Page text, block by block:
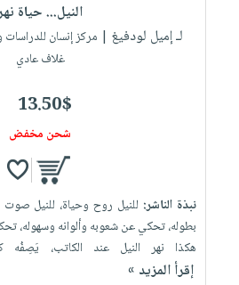
النيل... حياة
لـ إميل لودفيغ | مركز إنسان
غلاف عادي
13.50$
شحن مخفض
نبذة الناشر: للنيل روح وحياة، للنيل
بطوله، تحكي عن شعوبه وألوانه وسهوله،
هكذا نهر النيل عند الكاتب، يَصِفُه
إقرأ المزيد »